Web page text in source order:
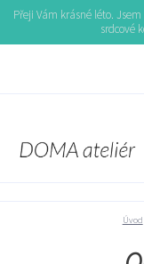
Přeji Vám krásné léto.
srdcové
Úvod